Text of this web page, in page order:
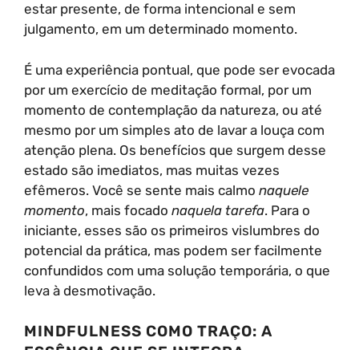
estar presente, de forma intencional e sem
julgamento, em um determinado momento.
É uma experiência pontual, que pode ser evocada
por um exercício de meditação formal, por um
momento de contemplação da natureza, ou até
mesmo por um simples ato de lavar a louça com
atenção plena. Os benefícios que surgem desse
estado são imediatos, mas muitas vezes
efêmeros. Você se sente mais calmo naquele
momento, mais focado naquela tarefa. Para o
iniciante, esses são os primeiros vislumbres do
potencial da prática, mas podem ser facilmente
confundidos com uma solução temporária, o que
leva à desmotivação.
MINDFULNESS COMO TRAÇO: A